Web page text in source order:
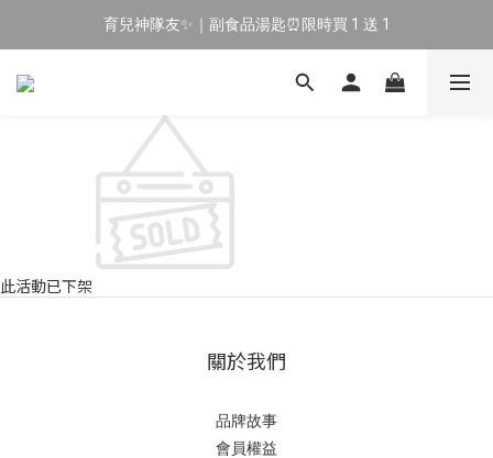
🔥 新會員專屬｜首購現折 $100！🔥
育兒神隊友✨｜副食品湯匙⏰限時買 1 送 1
🔥 新會員專屬｜首購現折 $100！🔥
此活動已下架
關於我們
品牌故事
會員權益